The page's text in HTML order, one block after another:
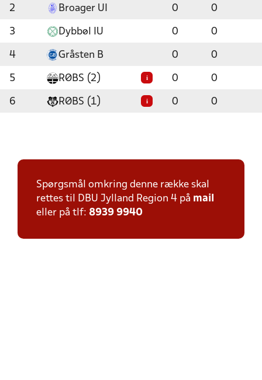
2 Broager UI 0 0
3 Dybbøl IU 0 0
4 Gråsten B 0 0
5 RØBS (2) i 0 0
6 RØBS (1) i 0 0
Spørgsmål omkring denne række skal
rettes til DBU Jylland Region 4 på mail
eller på tlf: 8939 9940